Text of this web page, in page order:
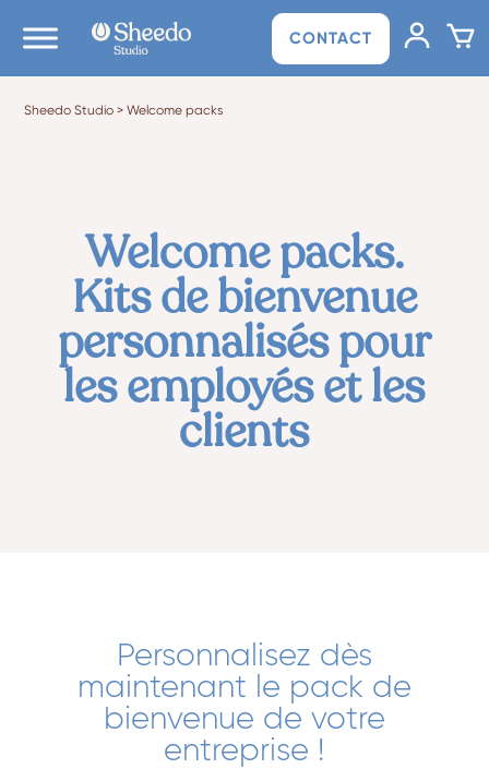
CONTACT
Sheedo Studio >Welcome packs
Welcome packs.
Kits de bienvenue
personnalisés pour
les employés et les
clients
Personnalisez dès
maintenant le pack de
bienvenue de votre
entreprise !